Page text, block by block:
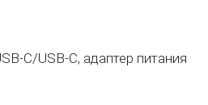
USB‑C, адаптер питания